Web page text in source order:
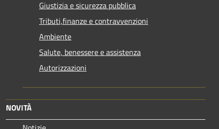
Giustizia e sicurezza pubblica
Tributi,finanze e contravvenzioni
Ambiente
Salute, benessere e assistenza
Autorizzazioni
NOVITÀ